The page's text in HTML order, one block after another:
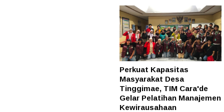
Perkuat Kapasitas
Masyarakat Desa
Tinggimae, TIM Cara'de
Gelar Pelatihan Manajemen
Kewirausahaan